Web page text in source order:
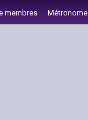
membres Métronome